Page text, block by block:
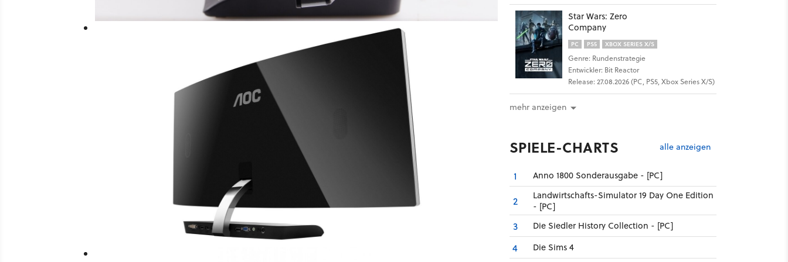
Star Wars: Zero
Company
PC PS5 XBOX SERIES X/S
Genre: Rundenstrategie
Entwickler: Bit Reactor
Release: 27.08.2026 (PC, PS5, Xbox Series X/S)
mehr anzeigen
SPIELE-CHARTS alle anzeigen
1 Anno 1800 Sonderausgabe - [PC]
2
Landwirtschafts-Simulator 19 Day One Edition
- [PC]
3 Die Siedler History Collection - [PC]
4 Die Sims 4